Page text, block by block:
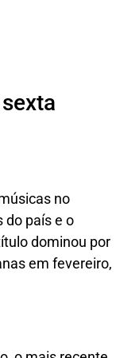
no
do país e o
dominou por
em fevereiro,